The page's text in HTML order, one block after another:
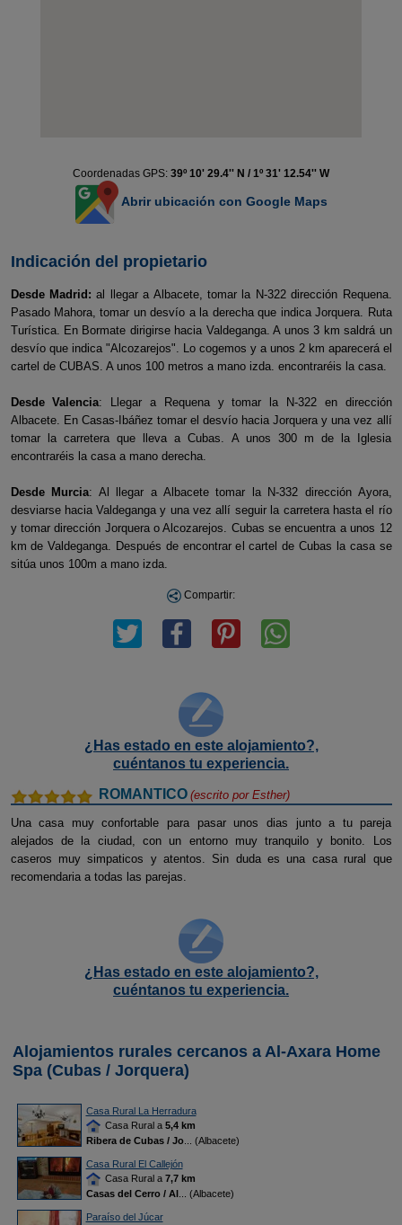
Coordenadas GPS: 39º 10' 29.4'' N / 1º 31' 12.54'' W
Abrir ubicación con Google Maps
Indicación del propietario
Desde Madrid: al llegar a Albacete, tomar la N-322 dirección Requena.
Pasado Mahora, tomar un desvío a la derecha que indica Jorquera. Ruta
Turística. En Bormate dirigirse hacia Valdeganga. A unos 3 km saldrá un
desvío que indica "Alcozarejos". Lo cogemos y a unos 2 km aparecerá el
cartel de CUBAS. A unos 100 metros a mano izda. encontraréis la casa.
Desde Valencia: Llegar a Requena y tomar la N-322 en dirección
Albacete. En Casas-Ibáñez tomar el desvío hacia Jorquera y una vez allí
tomar la carretera que lleva a Cubas. A unos 300 m de la Iglesia
encontraréis la casa a mano derecha.
Desde Murcia: Al llegar a Albacete tomar la N-332 dirección Ayora,
desviarse hacia Valdeganga y una vez allí seguir la carretera hasta el río
y tomar dirección Jorquera o Alcozarejos. Cubas se encuentra a unos 12
km de Valdeganga. Después de encontrar el cartel de Cubas la casa se
sitúa unos 100m a mano izda.
Compartir:
¿Has estado en este alojamiento?,
cuéntanos tu experiencia.
ROMANTICO (escrito por Esther)
Una casa muy confortable para pasar unos dias junto a tu pareja
alejados de la ciudad, con un entorno muy tranquilo y bonito. Los
caseros muy simpaticos y atentos. Sin duda es una casa rural que
recomendaria a todas las parejas.
¿Has estado en este alojamiento?,
cuéntanos tu experiencia.
Alojamientos rurales cercanos a Al-Axara Home
Spa (Cubas / Jorquera)
Casa Rural La Herradura
Casa Rural a 5,4 km
Ribera de Cubas / Jo... (Albacete)
Casa Rural El Callejón
Casa Rural a 7,7 km
Casas del Cerro / Al... (Albacete)
Paraíso del Júcar